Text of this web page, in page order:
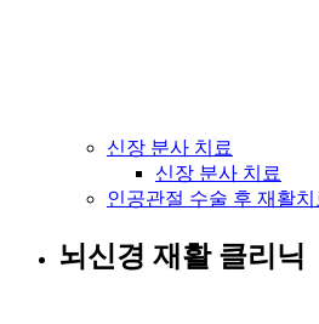
신장 분사 치료
신장 분사 치료
인공관절 수술 후 재활치
뇌신경 재활 클리닉